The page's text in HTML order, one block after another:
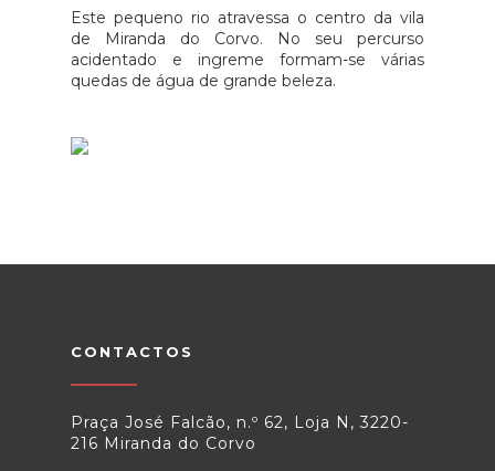
Este pequeno rio atravessa o centro da vila
de Miranda do Corvo. No seu percurso
acidentado e ingreme formam-se várias
quedas de água de grande beleza.
CONTACTOS
Praça José Falcão, n.º 62, Loja N, 3220-
216 Miranda do Corvo